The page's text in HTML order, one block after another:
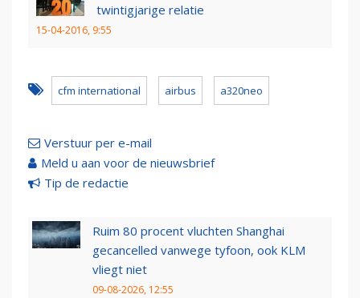
twintigjarige relatie
15-04-2016, 9:55
cfm international airbus a320neo
Verstuur per e-mail
Meld u aan voor de nieuwsbrief
Tip de redactie
Ruim 80 procent vluchten Shanghai
gecancelled vanwege tyfoon, ook KLM
vliegt niet
09-08-2026, 12:55